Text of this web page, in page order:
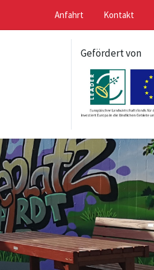
Anfahrt Kontakt
Gefördert von